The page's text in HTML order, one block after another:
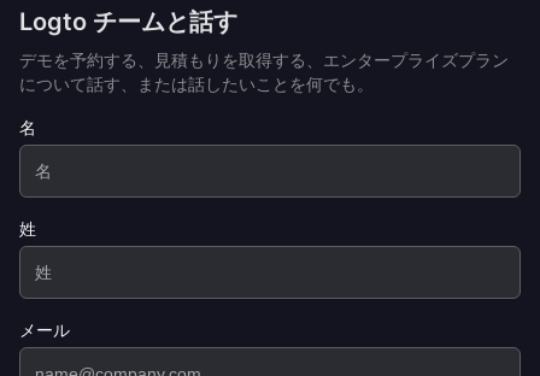
Logto チームと話す
デモを予約する、見積もりを取得する、エンタープライズプラン
について話す、または話したいことを何でも。
名
姓
メール